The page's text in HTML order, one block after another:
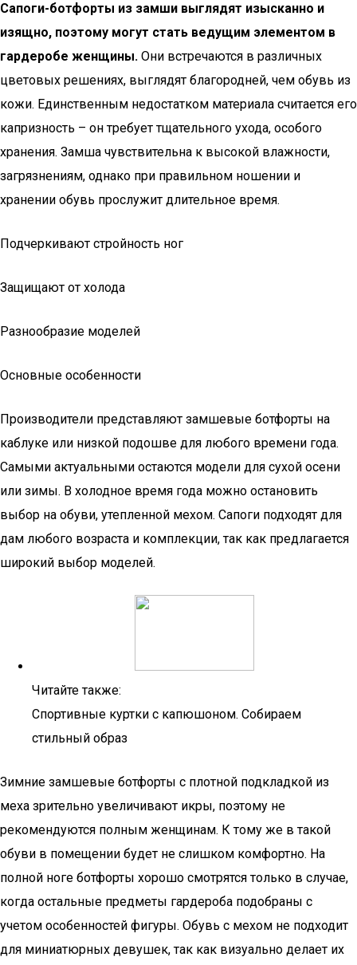
Сапоги-ботфорты из замши выглядят изысканно и
изящно, поэтому могут стать ведущим элементом в
гардеробе женщины. Они встречаются в различных
цветовых решениях, выглядят благородней, чем обувь из
кожи. Единственным недостатком материала считается его
капризность – он требует тщательного ухода, особого
хранения. Замша чувствительна к высокой влажности,
загрязнениям, однако при правильном ношении и
хранении обувь прослужит длительное время.
Подчеркивают стройность ног
Защищают от холода
Разнообразие моделей
Основные особенности
Производители представляют замшевые ботфорты на
каблуке или низкой подошве для любого времени года.
Самыми актуальными остаются модели для сухой осени
или зимы. В холодное время года можно остановить
выбор на обуви, утепленной мехом. Сапоги подходят для
дам любого возраста и комплекции, так как предлагается
широкий выбор моделей.
Читайте также:
Спортивные куртки с капюшоном. Собираем
стильный образ
Зимние замшевые ботфорты с плотной подкладкой из
меха зрительно увеличивают икры, поэтому не
рекомендуются полным женщинам. К тому же в такой
обуви в помещении будет не слишком комфортно. На
полной ноге ботфорты хорошо смотрятся только в случае,
когда остальные предметы гардероба подобраны с
учетом особенностей фигуры. Обувь с мехом не подходит
для миниатюрных девушек, так как визуально делает их